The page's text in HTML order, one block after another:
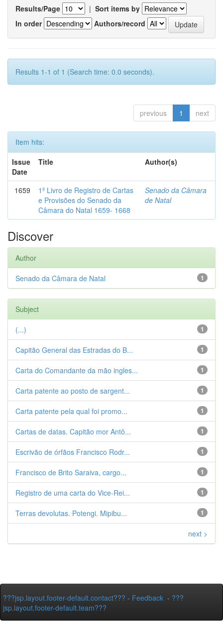
Results/Page | Sort items by
In order
Authors/record
Results 1-1 of 1 (Search time: 0.0 seconds).
previous 1 next
Item hits:
Issue
Date
Title Author(s)
1659
1º Livro de Registro de Cartas
e Provisões do Senado da
Câmara do Natal 1659- 1668
Senado da Câmara
de Natal
Discover
Author
1
Senado da Câmara de Natal
Subject
1
(...)
1
Capitão General das Estradas do B...
1
Carta do Comandante da mão ingles...
1
Carta patente ao posto de sargent...
1
Carta patente pela qual foi promo...
1
Cartas de datas. Capitão mor Antô...
1
Escrivão de órfãos Francisco Rodr...
1
Francisco de Brito Saraiva, cargo...
1
Registro de uma carta do Vice-Rei...
1
Terras devolutas. Potengi. Mipibu...
next >
???jsp.layout.footer-default.contact??? - Feedback - ???
jsp.layout.footer-default.team???